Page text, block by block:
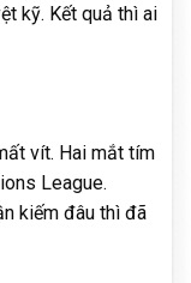
kỹ. Kết quả thì ai
vít. Hai mắt tím
League.
kiếm đâu thì đã